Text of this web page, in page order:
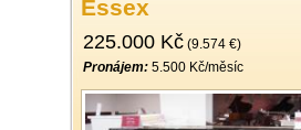
Essex
225.000 Kč (9.574 €)
Pronájem: 5.500 Kč/měsíc